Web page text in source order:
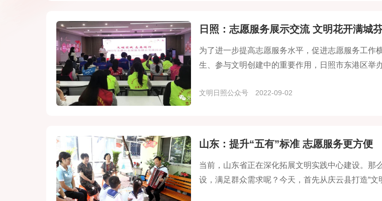
日照：志愿服务展示交流 文明花开满城
为了进一步提高志愿服务水平，促进志愿服务工作
生、参与文明创建中的重要作用，日照市东港区举
文明日照公众号 2022-09-02
山东：提升“五有”标准 志愿服务更方便
当前，山东省正在深化拓展文明实践中心建设。那
设，满足群众需求呢？今天，首先从庆云县打造“文